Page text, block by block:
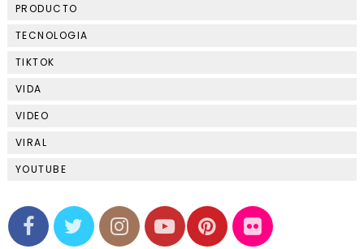
PRODUCTO
TECNOLOGIA
TIKTOK
VIDA
VIDEO
VIRAL
YOUTUBE